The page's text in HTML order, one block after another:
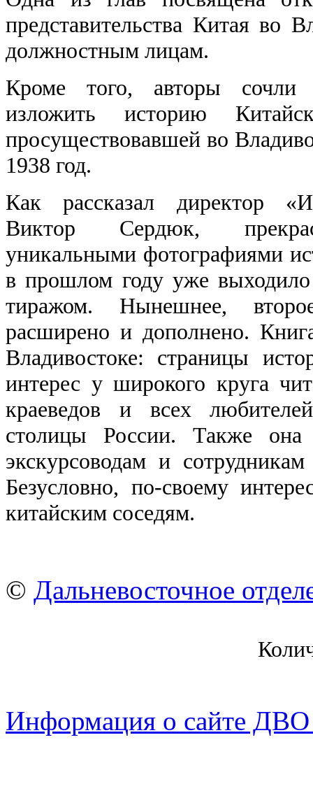
представительства Китая во
должностным лицам.
Кроме того, авторы сочли
изложить историю
просуществовавшей во
1938 год.
Как рассказал директор
Виктор Сердюк,
уникальными фотографиями
в прошлом году уже
тиражом. Нынешнее,
расширено и дополнено.
Владивостоке: страницы
интерес у широкого круга
краеведов и всех
столицы России. Также
экскурсоводам и
Безусловно, по-своему
китайским соседям.
© Дальневосточное
Информация о сайте